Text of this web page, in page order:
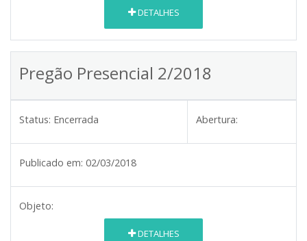
DETALHES
Pregão Presencial 2/2018
Status: Encerrada Abertura:
Publicado em: 02/03/2018
Objeto:
DETALHES